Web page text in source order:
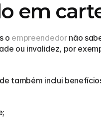
em
o empreendedor não
ou invalidez, por
também inclui